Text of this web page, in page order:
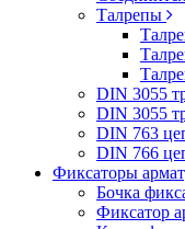
Талрепы
DIN 3055
DIN 3055
DIN 763
DIN 766
Фиксаторы
Бочка
Фиксатор